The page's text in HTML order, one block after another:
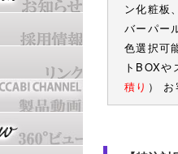
ン化粧板
バーパー
色選択可
トBOX
積り ）